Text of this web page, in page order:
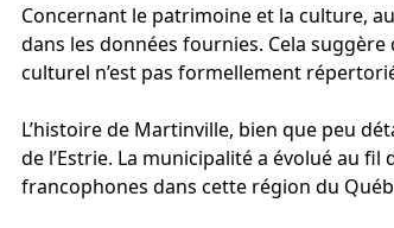
Concernant le patrimoine et la culture,
dans les données fournies. Cela
culturel n’est pas formellement
L’histoire de Martinville, bien que peu
de l’Estrie. La municipalité a évolué au
francophones dans cette région du